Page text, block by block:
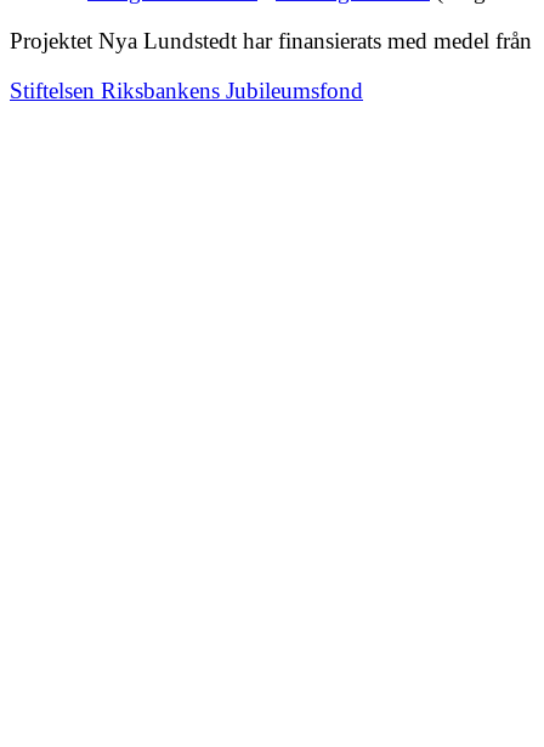
Projektet Nya Lundstedt har finansierats med medel från
Stiftelsen Riksbankens Jubileumsfond